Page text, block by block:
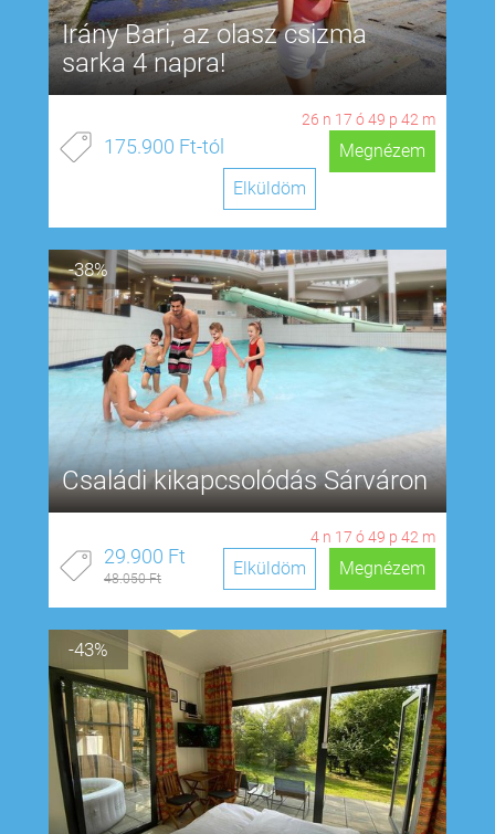
Irány Bari, az olasz csizma
sarka 4 napra!
26 n 17 ó49 p 41 m
175.900 Ft-tól
Megnézem
Elküldöm
-38%
Családi kikapcsolódás Sárváron
4 n 17 ó49 p 41 m
29.900 Ft
48.050 Ft Megnézem
Elküldöm
-43%